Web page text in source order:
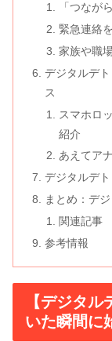
「つなが
緊急連絡
家族や職
デジタルデ
ス
スマホロ
紹介
あえてア
デジタルデト
まとめ：デ
関連記事
参考情報
【デジタ
いた瞬間に